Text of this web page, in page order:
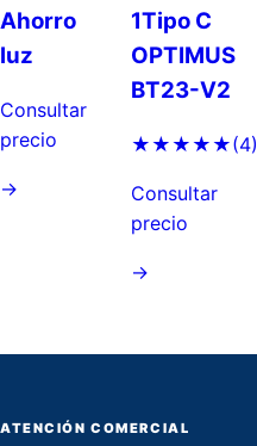
Ahorro
luz
Consultar
precio
→
1Tipo C
OPTIMUS
BT23-V2
★★★★★(4)
Consultar
precio
→
ATENCIÓN COMERCIAL